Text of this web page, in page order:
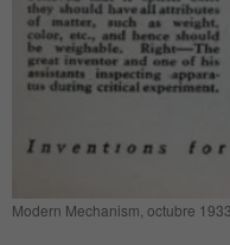
Modern Mechanism, octubre 1933